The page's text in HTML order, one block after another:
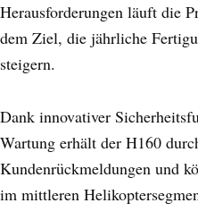
Herausforderungen läuft die
dem Ziel, die jährliche
steigern.
Dank innovativer
Wartung erhält der H160
Kundenrückmeldungen und
im mittleren